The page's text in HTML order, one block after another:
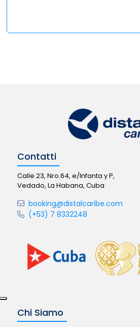
Contatti
Calle 23, Nro.64, e/Infanta y P,
Vedado, La Habana, Cuba
booking@distalcaribe.com
(+53) 7 8332248
Chi Siamo